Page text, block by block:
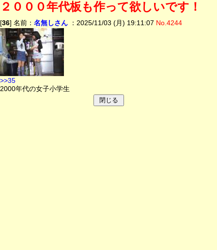
２０００年代板も作って欲しいです！
[36] 名前： 名無しさん ：2025/11/03 (月) 19:11:07 No.4244
>>35
2000年代の女子小学生